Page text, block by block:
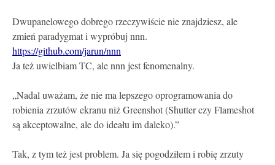
Dwupanelowego dobrego rzeczywiście nie znajdziesz, ale
zmień paradygmat i wypróbuj nnn.
https://github.com/jarun/nnn
Ja też uwielbiam TC, ale nnn jest fenomenalny.
„Nadal uważam, że nie ma lepszego oprogramowania do
robienia zrzutów ekranu niż Greenshot (Shutter czy Flameshot
są akceptowalne, ale do ideału im daleko).”
Tak, z tym też jest problem. Ja się pogodziłem i robię zrzuty